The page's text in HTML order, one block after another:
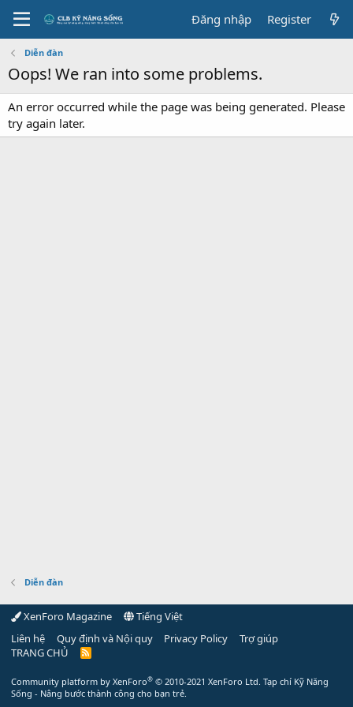
Đăng nhập Register
Diễn đàn
Oops! We ran into some problems.
An error occurred while the page was being generated. Please
try again later.
Diễn đàn
XenForo Magazine
Tiếng Việt
Liên hệ
Quy định và Nội quy Privacy Policy
Trợ giúp
TRANG CHỦ
R
Community platform by XenForo® © 2010-2021 XenForo Ltd. Tạp chí Kỹ Năng
Sống - Nâng bước thành công cho bạn trẻ.